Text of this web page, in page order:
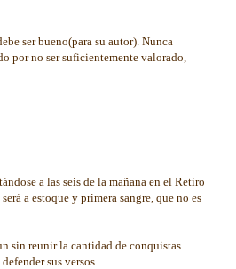
ser bueno(para su autor). Nunca
por no ser suficientemente valorado,
a las seis de la mañana en el Retiro
a estoque y primera sangre, que no es
sin reunir la cantidad de conquistas
sus versos.